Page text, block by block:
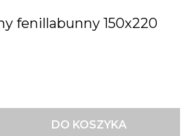
fenillabunny 150x220
DO KOSZYKA